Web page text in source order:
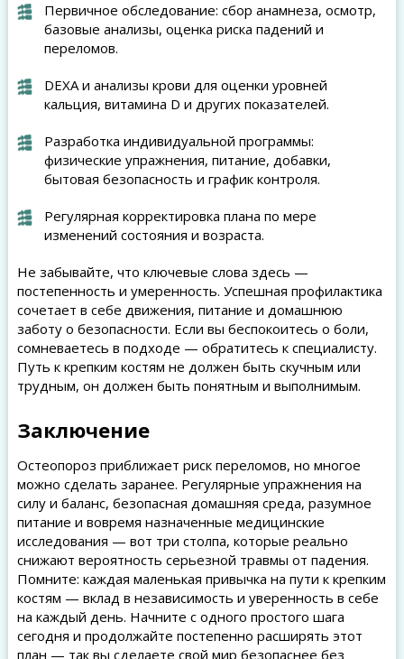
Первичное обследование: сбор анамнеза, осмотр,
базовые анализы, оценка риска падений и
переломов.
DEXA и анализы крови для оценки уровней
кальция, витамина D и других показателей.
Разработка индивидуальной программы:
физические упражнения, питание, добавки,
бытовая безопасность и график контроля.
Регулярная корректировка плана по мере
изменений состояния и возраста.
Не забывайте, что ключевые слова здесь —
постепенность и умеренность. Успешная профилактика
сочетает в себе движения, питание и домашнюю
заботу о безопасности. Если вы беспокоитесь о боли,
сомневаетесь в подходе — обратитесь к специалисту.
Путь к крепким костям не должен быть скучным или
трудным, он должен быть понятным и выполнимым.
Заключение
Остеопороз приближает риск переломов, но многое
можно сделать заранее. Регулярные упражнения на
силу и баланс, безопасная домашняя среда, разумное
питание и вовремя назначенные медицинские
исследования — вот три столпа, которые реально
снижают вероятность серьезной травмы от падения.
Помните: каждая маленькая привычка на пути к крепким
костям — вклад в независимость и уверенность в себе
на каждый день. Начните с одного простого шага
сегодня и продолжайте постепенно расширять этот
план — так вы сделаете свой мир безопаснее без